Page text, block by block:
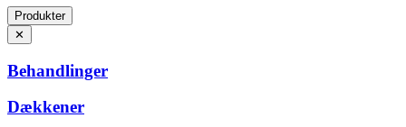
Produkter
✕
Behandlinger
Dækkener